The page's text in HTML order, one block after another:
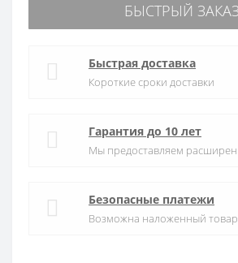
БЫСТРЫЙ ЗАКАЗ
Быстрая доставка
Короткие сроки доставки
Гарантия до 10 лет
Мы предоставляем
Безопасные платежи
Возможна наложенный